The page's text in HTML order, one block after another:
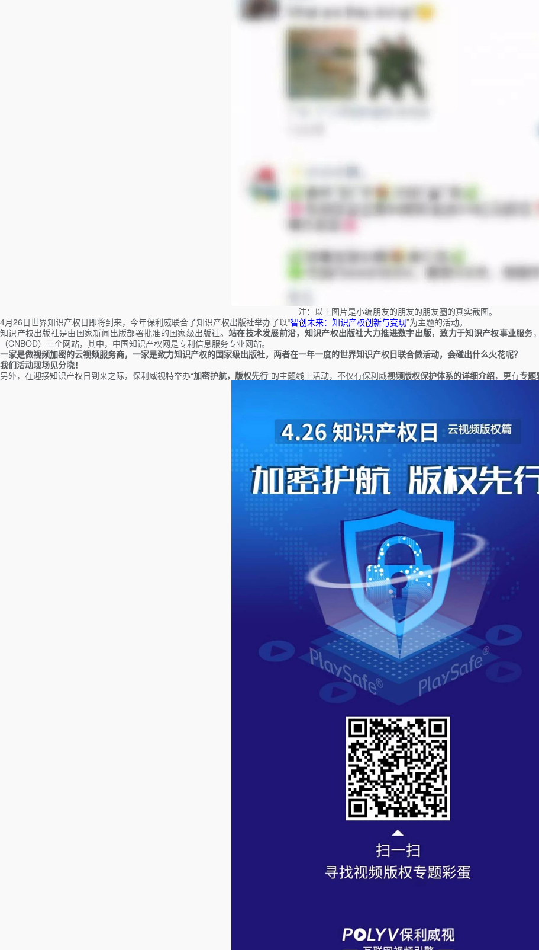
注：以上图片是小编朋友的朋友的朋友圈的真实截图。
4月26日世界知识产权日即将到来，今年保利威联合了知识产权出版社举办了以“智创未来：知识产权创新与变现”为主题的活动。
知识产权出版社是由国家新闻出版部署批准的国家级出版社。站在技术发展前沿，知识产权出版社大力推进数字出版，致力于知识产权事业服务
（CNBOD）三个网站，其中，中国知识产权网是专利信息服务专业网站。
一家是做视频加密的云视频服务商，一家是致力知识产权的国家级出版社，两者在一年一度的世界知识产权日联合做活动，会碰出什么火花呢？
我们活动现场见分晓！
另外，在迎接知识产权日到来之际，保利威视特举办“加密护航，版权先行”的主题线上活动，不仅有保利威视频版权保护体系的详细介绍，更有专题